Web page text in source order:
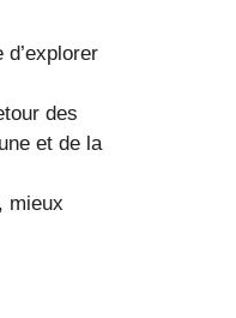
des
et de la
mieux